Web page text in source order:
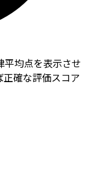
平均点を表示させ
確な評価スコア